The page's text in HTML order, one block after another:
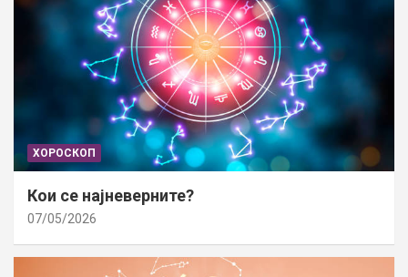
ХОРОСКОП
Кои се најневерните?
07/05/2026